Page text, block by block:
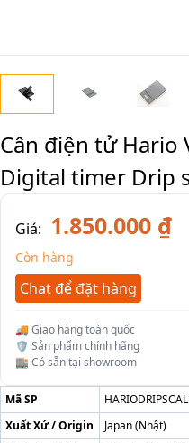
Cân điện tử Hario
Digital timer Drip
Giá: 1.850.000 ₫
Còn hàng
Chat để đặt hàng
🚚 Giao hàng toàn quốc
🛡️ Sản phẩm chính hãng
🏬 Có sẵn tại showroom
Mã SP
Xuất Xứ / Origin
Japan (Nhật)